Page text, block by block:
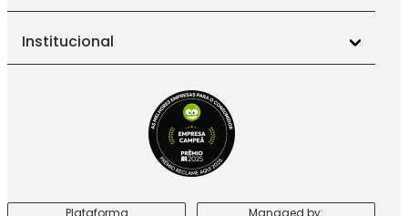
Institucional